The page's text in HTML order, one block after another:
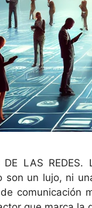
DE LAS
son un lujo, ni
comunicación